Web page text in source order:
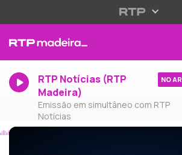
RTP Notícias (RTP
Madeira)
Emissão em simultâneo com RTP
Notícias
NO AR